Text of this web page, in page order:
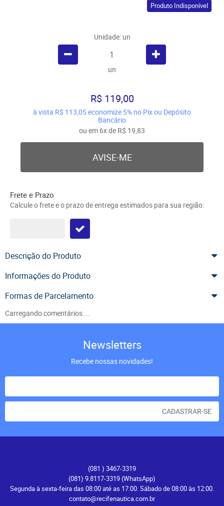
Produto Indisponível
Unidade: un
un
R$ 119,00
à vista R$ 113,05economize 5% no Pix ou Depósito
Bancário
ou em 6xde R$ 19,83
AVISE-ME
Frete e Prazo
Calcule o frete e o prazo de entrega estimados para sua região:
Descrição do Produto
Informações do Produto
Formas de Parcelamento
Carregando comentários ...
Newsletters
Recebe nossas novidades!
CADASTRAR-SE
(081 ) 3467-3319
(081) 9.8117-3319(WhatsApp)
Segunda à sexta-feira das 08:00 até as 17:00. Sábado de 08:00 às 12:00.
contato@recifenautica.com.br